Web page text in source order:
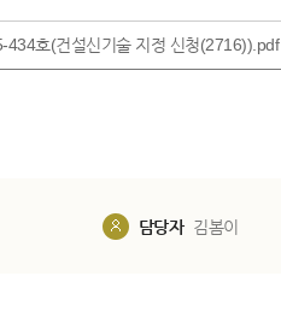
434호(건설신기술 지정 신청(2716)).pdf
담당자 김봄이